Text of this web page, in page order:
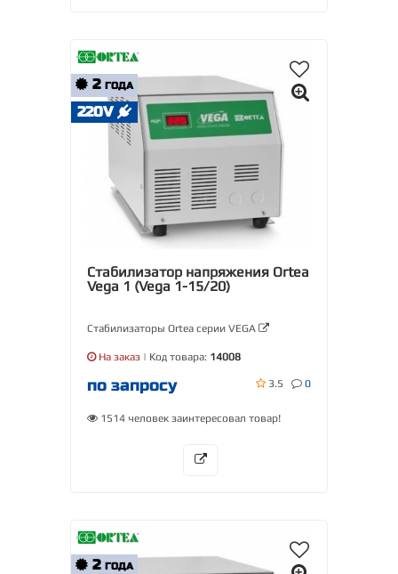
2 ГОДА
220V
Стабилизатор напряжения Ortea
Vega 1 (Vega 1-15/20)
Стабилизаторы Ortea серии VEGA
На заказ | Код товара: 14008
по запросу 3.5 0
1514 человек заинтересовал товар!
2 ГОДА